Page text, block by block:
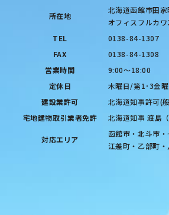
所在地
北海道函館市田
オフィスフルカワ
TEL
0138-84-1307
FAX
0138-84-1308
営業時間
9:00〜18:00
定休日
木曜日/第1･3金曜
建設業許可
北海道知事許可(
宅地建物取引業者免許
北海道知事 渡島
対応エリア
函館市・北斗市
江差町・乙部町